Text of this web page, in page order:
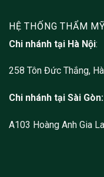
HỆ THỐNG THẨM
Chi nhánh tại Hà Nội:
258 Tôn Đức Thắng,
Chi nhánh tại Sài Gòn:
A103 Hoàng Anh Gia